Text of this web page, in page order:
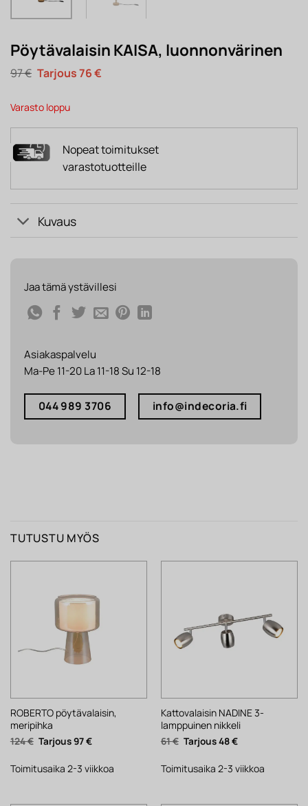
Pöytävalaisin KAISA, luonnonvärinen
97€ Alkuperäinen
hinta
97 €.
76€Nykyinen
Varasto loppu
Nopeat toimitukset
varastotuotteille
Kuvaus
Jaa tämä ystävillesi
Asiakaspalvelu
Ma-Pe 11-20 La 11-18 Su 12-18
044 989 3706 info@indecoria.fi
TUTUSTU MYÖS
ROBERTO pöytävalaisin,
meripihka
124€ Alkuperäinen
hinta
124 €.
97€Nykyinen
97 €.
Toimitusaika 2-3 viikkoa
Kattovalaisin NADINE 3-
lamppuinen nikkeli
61€ Alkuperäinen
hinta
61 €.
48€Nykyinen
48 €.
Toimitusaika 2-3 viikkoa